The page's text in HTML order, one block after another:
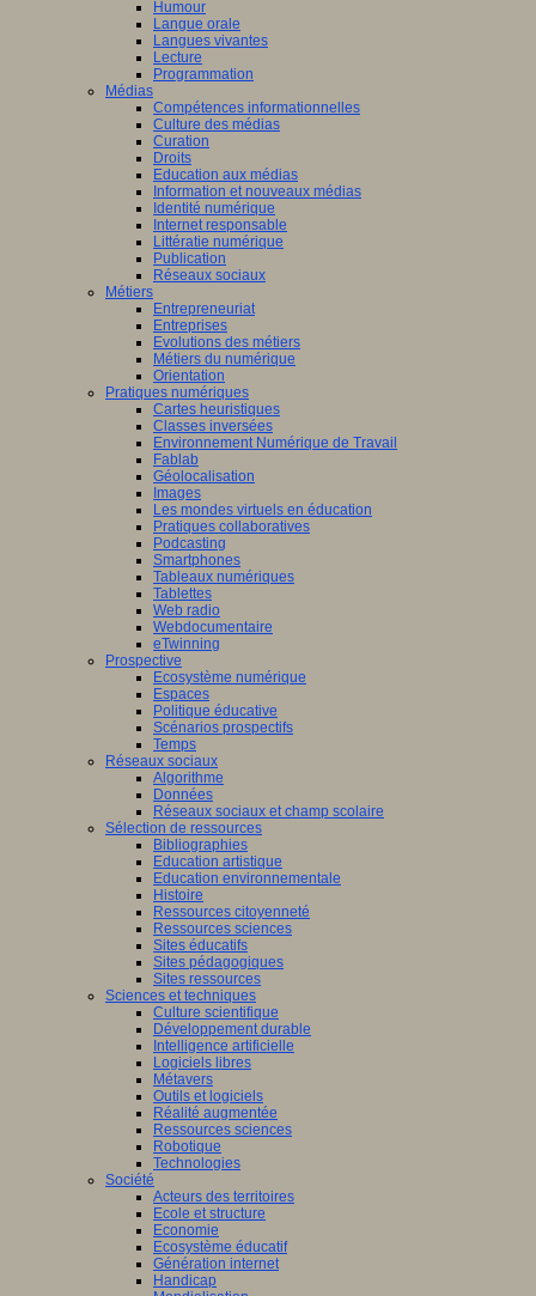
Humour
Langue orale
Langues vivantes
Lecture
Programmation
Médias
Compétences informationnelles
Culture des médias
Curation
Droits
Education aux médias
Information et nouveaux médias
Identité numérique
Internet responsable
Littératie numérique
Publication
Réseaux sociaux
Métiers
Entrepreneuriat
Entreprises
Evolutions des métiers
Métiers du numérique
Orientation
Pratiques numériques
Cartes heuristiques
Classes inversées
Environnement Numérique de Travail
Fablab
Géolocalisation
Images
Les mondes virtuels en éducation
Pratiques collaboratives
Podcasting
Smartphones
Tableaux numériques
Tablettes
Web radio
Webdocumentaire
eTwinning
Prospective
Ecosystème numérique
Espaces
Politique éducative
Scénarios prospectifs
Temps
Réseaux sociaux
Algorithme
Données
Réseaux sociaux et champ scolaire
Sélection de ressources
Bibliographies
Education artistique
Education environnementale
Histoire
Ressources citoyenneté
Ressources sciences
Sites éducatifs
Sites pédagogiques
Sites ressources
Sciences et techniques
Culture scientifique
Développement durable
Intelligence artificielle
Logiciels libres
Métavers
Outils et logiciels
Réalité augmentée
Ressources sciences
Robotique
Technologies
Société
Acteurs des territoires
Ecole et structure
Economie
Ecosystème éducatif
Génération internet
Handicap